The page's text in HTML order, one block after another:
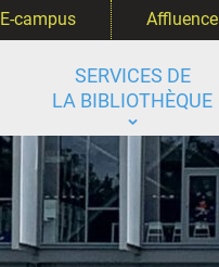
E-campus
SERVICES DE
LA BIBLIOTHÈQUE